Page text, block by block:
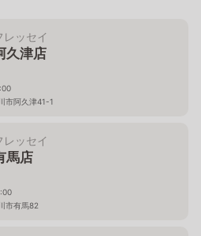
レッセイ
久津店
市阿久津41-1
レッセイ
馬店
市有馬82